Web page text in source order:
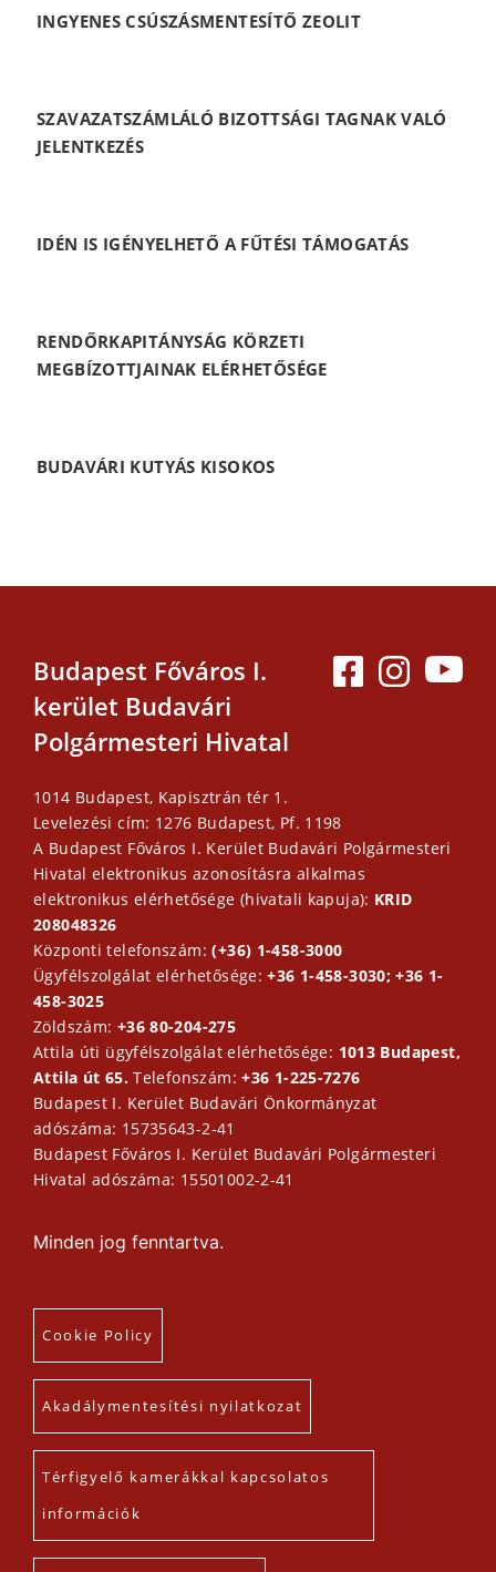
INGYENES CSÚSZÁSMENTESÍTŐ ZEOLIT
SZAVAZATSZÁMLÁLÓ BIZOTTSÁGI TAGNAK VALÓ
JELENTKEZÉS
IDÉN IS IGÉNYELHETŐ A FŰTÉSI TÁMOGATÁS
RENDŐRKAPITÁNYSÁG KÖRZETI
MEGBÍZOTTJAINAK ELÉRHETŐSÉGE
BUDAVÁRI KUTYÁS KISOKOS
Budapest Főváros I.
kerület Budavári
Polgármesteri Hivatal
1014 Budapest, Kapisztrán tér 1.
Levelezési cím: 1276 Budapest, Pf. 1198
A Budapest Főváros I. Kerület Budavári Polgármesteri
Hivatal elektronikus azonosításra alkalmas
elektronikus elérhetősége (hivatali kapuja): KRID
208048326
Központi telefonszám:(+36) 1-458-3000
Ügyfélszolgálat elérhetősége:+36 1-458-3030; +36 1-
458-3025
Zöldszám: +36 80-204-275
Attila úti ügyfélszolgálat elérhetősége: 1013 Budapest,
Attila út 65.Telefonszám:+36 1-225-7276
Budapest I. Kerület Budavári Önkormányzat
adószáma: 15735643-2-41
Budapest Főváros I. Kerület Budavári Polgármesteri
Hivatal adószáma: 15501002-2-41
Minden jog fenntartva.
Cookie Policy
Akadálymentesítési nyilatkozat
Térfigyelő kamerákkal kapcsolatos
információk